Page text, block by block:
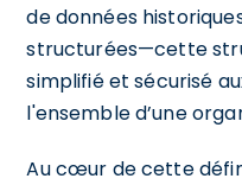
de données
structurées—cette
simplifié et sécurisé
l'ensemble d’une
Au cœur de cette